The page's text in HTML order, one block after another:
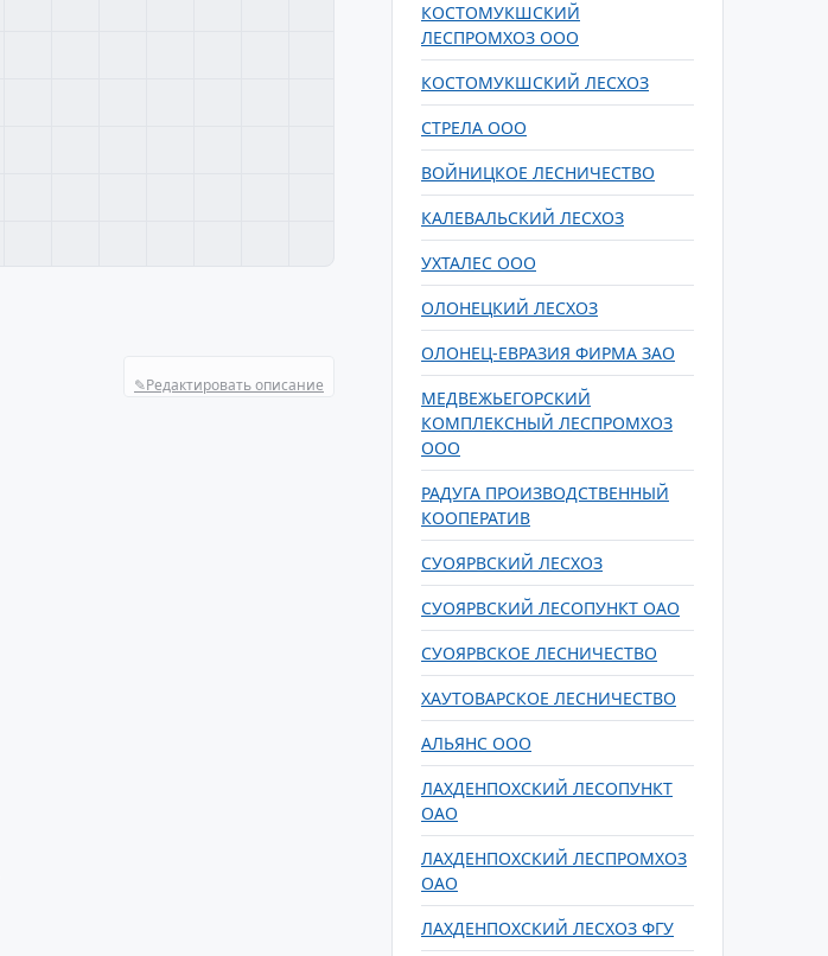
✎Редактировать описание
КОСТОМУКШСКИЙ
ЛЕСПРОМХОЗ ООО
КОСТОМУКШСКИЙ ЛЕСХОЗ
СТРЕЛА ООО
ВОЙНИЦКОЕ ЛЕСНИЧЕСТВО
КАЛЕВАЛЬСКИЙ ЛЕСХОЗ
УХТАЛЕС ООО
ОЛОНЕЦКИЙ ЛЕСХОЗ
ОЛОНЕЦ-ЕВРАЗИЯ ФИРМА ЗАО
МЕДВЕЖЬЕГОРСКИЙ
КОМПЛЕКСНЫЙ ЛЕСПРОМХОЗ
ООО
РАДУГА ПРОИЗВОДСТВЕННЫЙ
КООПЕРАТИВ
СУОЯРВСКИЙ ЛЕСХОЗ
СУОЯРВСКИЙ ЛЕСОПУНКТ ОАО
СУОЯРВСКОЕ ЛЕСНИЧЕСТВО
ХАУТОВАРСКОЕ ЛЕСНИЧЕСТВО
АЛЬЯНС ООО
ЛАХДЕНПОХСКИЙ ЛЕСОПУНКТ
ОАО
ЛАХДЕНПОХСКИЙ ЛЕСПРОМХОЗ
ОАО
ЛАХДЕНПОХСКИЙ ЛЕСХОЗ ФГУ